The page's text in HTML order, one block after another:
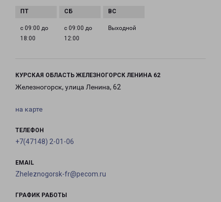
с 09:00 до
18:00
с 09:00 до
12:00
Выходной
КУРСКАЯ ОБЛАСТЬ ЖЕЛЕЗНОГОРСК ЛЕНИНА 62
Железногорск, улица Ленина, 62
на карте
ТЕЛЕФОН
+7(47148) 2-01-06
EMAIL
Zheleznogorsk-fr@pecom.ru
ГРАФИК РАБОТЫ